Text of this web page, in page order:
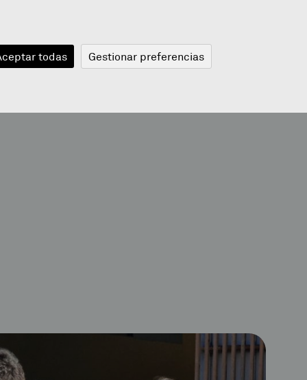
JANGELA BLOGA BERRIAK
todas Gestionar preferencias